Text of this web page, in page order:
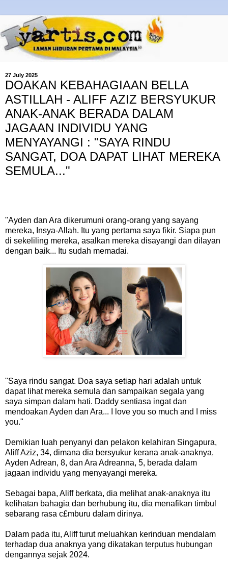
27 July 2025
DOAKAN KEBAHAGIAAN BELLA
ASTILLAH - ALIFF AZIZ BERSYUKUR
ANAK-ANAK BERADA DALAM
JAGAAN INDIVIDU YANG
MENYAYANGI : "SAYA RINDU
SANGAT, DOA DAPAT LIHAT MEREKA
SEMULA..."
"Ayden dan Ara dikerumuni orang-orang yang sayang
mereka, Insya-Allah. Itu yang pertama saya fikir. Siapa pun
di sekeliling mereka, asalkan mereka disayangi dan dilayan
dengan baik... Itu sudah memadai.
"Saya rindu sangat. Doa saya setiap hari adalah untuk
dapat lihat mereka semula dan sampaikan segala yang
saya simpan dalam hati. Daddy sentiasa ingat dan
mendoakan Ayden dan Ara... I love you so much and I miss
you."
Demikian luah penyanyi dan pelakon kelahiran Singapura,
Aliff Aziz, 34, dimana dia bersyukur kerana anak-anaknya,
Ayden Adrean, 8, dan Ara Adreanna, 5, berada dalam
jagaan individu yang menyayangi mereka.
Sebagai bapa, Aliff berkata, dia melihat anak-anaknya itu
kelihatan bahagia dan berhubung itu, dia menafikan timbul
sebarang rasa c£mburu dalam dirinya.
Dalam pada itu, Aliff turut meluahkan kerinduan mendalam
terhadap dua anaknya yang dikatakan terputus hubungan
dengannya sejak 2024.